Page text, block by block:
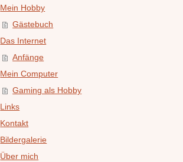
Mein Hobby
Gästebuch
Das Internet
Anfänge
Mein Computer
Gaming als Hobby
Links
Kontakt
Bildergalerie
Über mich